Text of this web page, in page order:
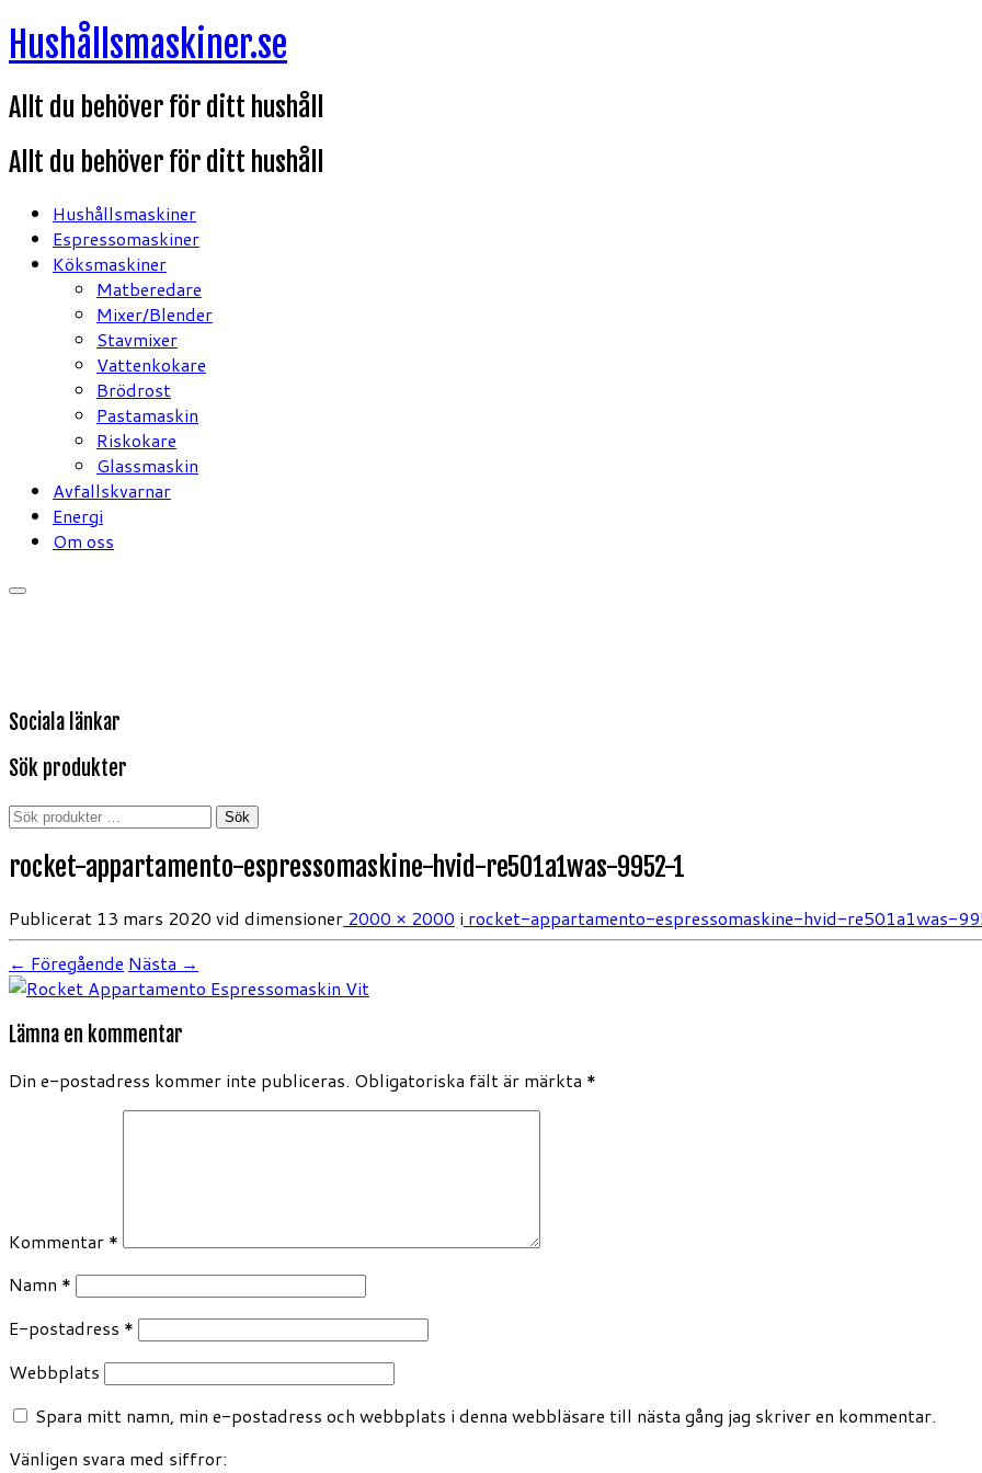
Hoppa
till
Hushållsmaskiner.se
Allt du behöver för ditt hushåll
Allt du behöver för ditt hushåll
Hushållsmaskiner
Espressomaskiner
Köksmaskiner
Matberedare
Mixer/Blender
Stavmixer
Vattenkokare
Brödrost
Pastamaskin
Riskokare
Glassmaskin
Avfallskvarnar
Energi
Om oss
Sociala länkar
Sök produkter
Sök
Sök
rocket-appartamento-espressomaskine-hvid-re501a1was-9952-1
Publicerat 13 mars 2020 vid dimensioner 2000 × 2000 i rocket-appartamento-espressomaskine-hvid-re501a1was-
← Föregående Nästa →
Lämna en kommentar
Din e-postadress kommer inte publiceras. Obligatoriska fält är märkta *
Kommentar *
Namn *
E-postadress *
Webbplats
Spara mitt namn, min e-postadress och webbplats i denna webbläsare till nästa gång jag skriver en kommentar.
Vänligen svara med siffror: